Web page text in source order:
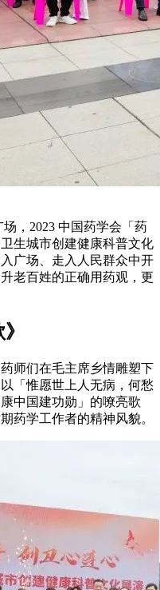
，2023 中国药学会「药
生城市创建健康科普文化
广场、走入人民群众中开
老百姓的正确用药观，更
师们在毛主席乡情雕塑下
「惟愿世上人无病，何愁
中国建功勋」的嘹亮歌
药学工作者的精神风貌。